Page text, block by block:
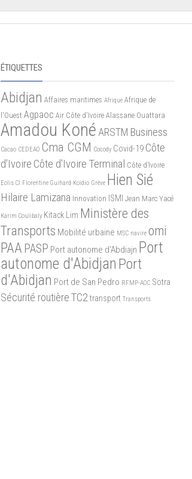
ÉTIQUETTES
Abidjan Affaires maritimes Afrique Afrique de
l'Ouest Agpaoc Air Côte d'Ivoire Alassane Ouattara
Amadou Koné ARSTM Business
Cacao CEDEAO Cma CGM Cocody Covid-19 Côte
d'Ivoire Côte d'Ivoire Terminal Côte d’Ivoire
Eolis CI Florentine Guihard-Koidio Grève Hien Sié
Hilaire Lamizana Innovation ISMI Jean Marc Yacé
Karim Coulibaly Kitack Lim Ministère des
Transports Mobilité urbaine MSC navire omi
PAA PASP Port autonome d'Abdiajn Port
autonome d'Abidjan Port
d'Abidjan Port de San Pedro RFMP-AOC Sotra
Sécurité routièreTC2 transport Transports